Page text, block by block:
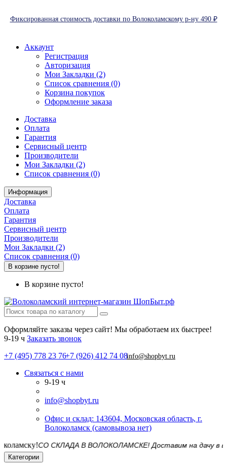
Фиксированная стоимость доставки по Волоколамскому р-ну 490 ₽
Аккаунт
Регистрация
Авторизация
Мои Закладки (2)
Список сравнения (0)
Корзина покупок
Оформление заказа
Доставка
Оплата
Гарантия
Сервисный центр
Производители
Мои Закладки (2)
Список сравнения (0)
Информация
Доставка
Оплата
Гарантия
Сервисный центр
Производители
Мои Закладки (2)
Список сравнения (0)
В корзине пусто!
В корзине пусто!
Оформляйте заказы через сайт! Мы обработаем их быстрее!
9-19 ч Заказать звонок
+7 (495) 778 23 76+7 (926) 412 74 08info@shopbyt.ru
Связаться с нами
9-19 ч
info@shopbyt.ru
Офис и склад: 143604, Московская область, г.
Волоколамск (самовывоза нет)
СО СКЛАДА В ВОЛОКОЛАМСКЕ! Доставим на дачу в
Категории